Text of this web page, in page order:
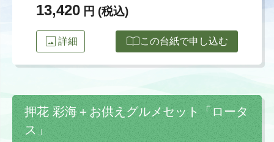
13,420 円 (税込)
image 詳細 import_contactsこの台紙で申し込む
押花 彩海＋お供えグルメセット「ロータ
ス」